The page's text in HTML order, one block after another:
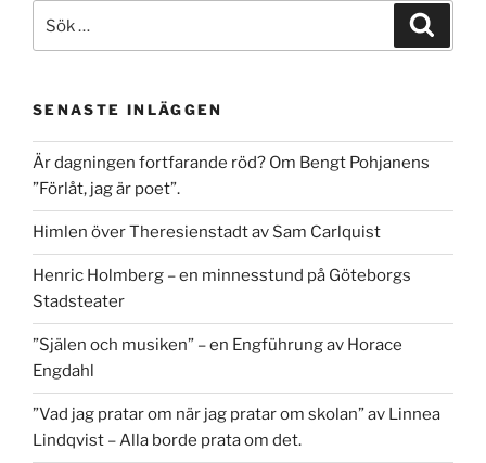
efter:
SENASTE INLÄGGEN
Är dagningen fortfarande röd? Om Bengt Pohjanens
”Förlåt, jag är poet”.
Himlen över Theresienstadt av Sam Carlquist
Henric Holmberg – en minnesstund på Göteborgs
Stadsteater
”Själen och musiken” – en Engführung av Horace
Engdahl
”Vad jag pratar om när jag pratar om skolan” av Linnea
Lindqvist – Alla borde prata om det.